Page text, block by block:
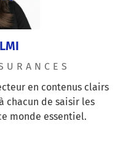
en contenus clairs
chacun de saisir les
monde essentiel.